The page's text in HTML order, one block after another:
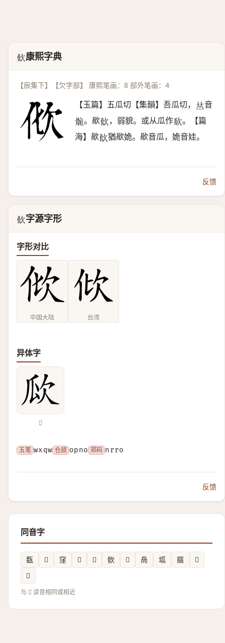
𣢉 康熙字典
【辰集下】【欠字部】 康熙笔画：8 部外笔画：4
【玉篇】五瓜切【集韻】吾瓜切， 𠀤音
𩨾 。歄𣢉 ，弱貌。或从瓜作𣢚 。【篇
海】歄𣢉 猶歄姽。歄音瓜，姽音娃。
反馈
𣢉 字源字形
字形对比
中国大陆 台湾
异体字
𣢚
五笔 wxqw 仓颉 opno 郑码 nrro
反馈
同音字
瓾 𤬿 窪 𲩧 𧧊 䯉 𡋉 咼 坬 攨
𲅒
𪜐
与 𣢉 读音相同或相近